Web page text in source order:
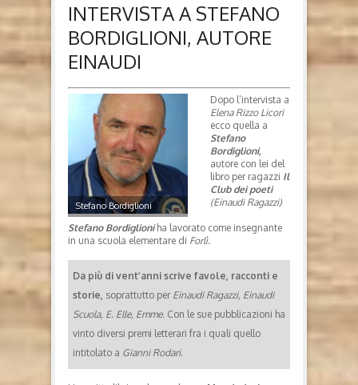
INTERVISTA A STEFANO
BORDIGLIONI, AUTORE
EINAUDI
Stefano Bordiglioni
Dopo l’intervista a
Elena Rizzo Licori
ecco quella a
Stefano
Bordiglioni,
autore con lei del
libro per ragazzi Il
Club dei poeti
(Einaudi Ragazzi)
Stefano Bordiglioni ha lavorato come insegnante
in una scuola elementare di Forlì.
Da più di vent’anni scrive favole, racconti e
storie, soprattutto per Einaudi Ragazzi, Einaudi
Scuola, E. Elle, Emme. Con le sue pubblicazioni ha
vinto diversi premi letterari fra i quali quello
intitolato a Gianni Rodari.